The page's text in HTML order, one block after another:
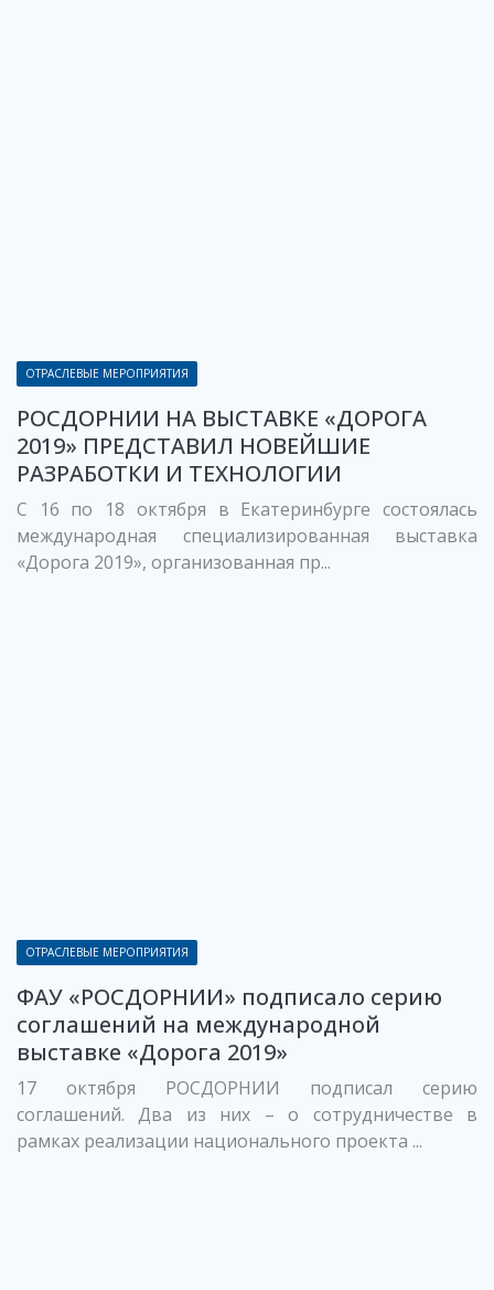
ОТРАСЛЕВЫЕ МЕРОПРИЯТИЯ
РОСДОРНИИ НА ВЫСТАВКЕ «ДОРОГА
2019» ПРЕДСТАВИЛ НОВЕЙШИЕ
РАЗРАБОТКИ И ТЕХНОЛОГИИ
С 16 по 18 октября в Екатеринбурге состоялась
международная специализированная выставка
«Дорога 2019», организованная пр...
ОТРАСЛЕВЫЕ МЕРОПРИЯТИЯ
ФАУ «РОСДОРНИИ» подписало cерию
соглашений на международной
выставке «Дорога 2019»
17 октября РОСДОРНИИ подписал серию
соглашений. Два из них – о сотрудничестве в
рамках реализации национального проекта ...